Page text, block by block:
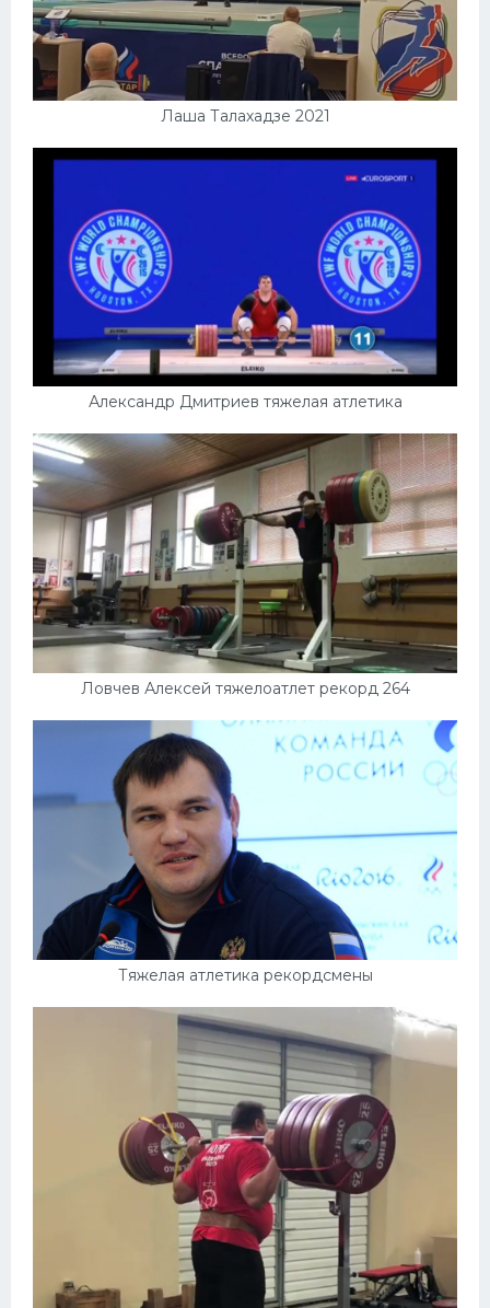
Лаша Талахадзе 2021
Александр Дмитриев тяжелая атлетика
Ловчев Алексей тяжелоатлет рекорд 264
Тяжелая атлетика рекордсмены